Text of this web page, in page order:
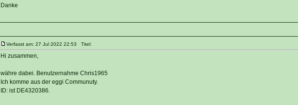
Danke
Verfasst am: 27 Jul 2022 22:53 Titel:
Hi zusammen,
währe dabei. Benutzernahme Chris1965
Ich komme aus der eggi Communuty.
ID: ist DE4320386.